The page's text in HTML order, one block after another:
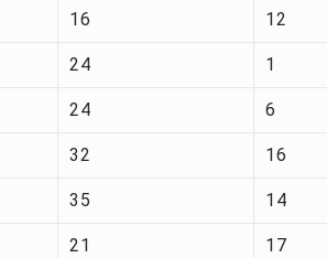
16 12
24 1
24 6
32 16
35 14
21 17